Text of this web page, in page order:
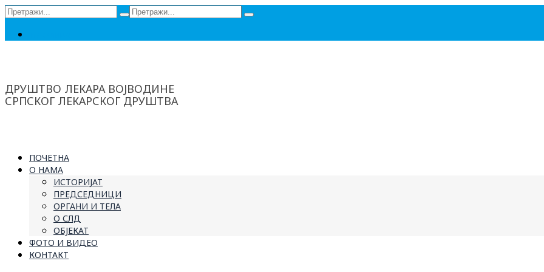
Сеарцх
фор:
Сеарцх
фор:
ДРУШТВО ЛЕКАРА ВОЈВОДИНЕ
СРПСКОГ ЛЕКАРСКОГ ДРУШТВА
ПОЧЕТНА
О НАМА
ИСТОРИЈАТ
ПРЕДСЕДНИЦИ
ОРГАНИ И ТЕЛА
О СЛД
ОБЈЕКАТ
ФОТО И ВИДЕО
КОНТАКТ